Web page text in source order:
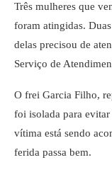
Três mulheres que
foram atingidas.
delas precisou de
Serviço de
O frei Garcia Filho,
foi isolada para evitar
vítima está sendo
ferida passa bem.